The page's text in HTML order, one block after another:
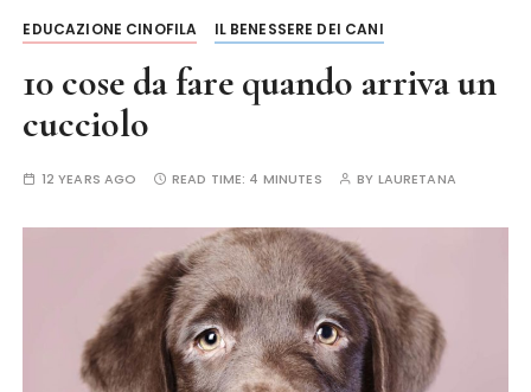
EDUCAZIONE CINOFILA IL BENESSERE DEI CANI
10 cose da fare quando arriva un
cucciolo
12 YEARS AGO READ TIME: 4 MINUTES BY LAURETANA